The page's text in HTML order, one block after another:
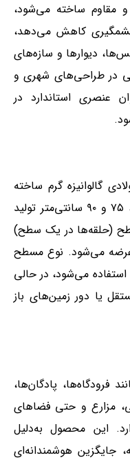
مقاوم ساخته می‌شود،
چشمگیری کاهش می‌دهد،
دیوارها و سازه‌های
در طراحی‌های شهری و
عنصری استاندارد در
گالوانیزه گرم ساخته
می‌شود و در عرض‌های استاندارد ۶۰، ۷۵ و ۹۰ سانتی‌متر تولید
(حلقه‌ها در یک سطح)
می‌شود. نوع مسطح
می‌شود، در حالی
یا دور زمین‌های باز
فرودگاه‌ها، پادگان‌ها،
مزارع و حتی فضاهای
این محصول به‌دلیل
جایگزین هوشمندانه‌ای